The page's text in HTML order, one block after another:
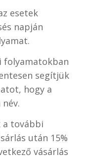
esetek
napján
folyamatokban
segítjük
hogy a
a további
után 15%
vásárlás